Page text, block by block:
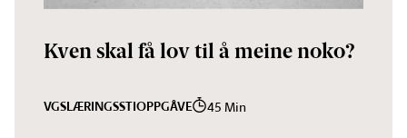
Kven skal få lov til å meine noko?
VGSLÆRINGSSTIOPPGÅVE 45 Min